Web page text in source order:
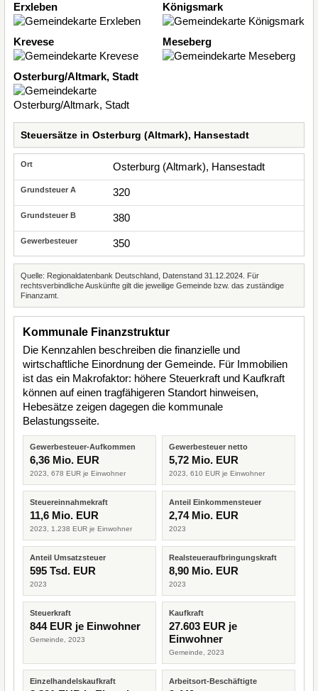
Erxleben Königsmark
Krevese Meseberg
Osterburg/Altmark, Stadt
Steuersätze in Osterburg (Altmark), Hansestadt
Osterburg (Altmark), Hansestadt
320
380
350
Quelle: Regionaldatenbank Deutschland, Datenstand 31.12.2024. Für
rechtsverbindliche Auskünfte gilt die jeweilige Gemeinde bzw. das zuständige
Finanzamt.
Kommunale Finanzstruktur
Die Kennzahlen beschreiben die finanzielle und
wirtschaftliche Einordnung der Gemeinde. Für Immobilien
ist das ein Makrofaktor: höhere Steuerkraft und Kaufkraft
können auf einen tragfähigeren Standort hinweisen,
Hebesätze zeigen dagegen die kommunale
Belastungsseite.
Gewerbesteuer-Aufkommen
6,36 Mio. EUR
2023, 678 EUR je Einwohner
Gewerbesteuer netto
5,72 Mio. EUR
2023, 610 EUR je Einwohner
Steuereinnahmekraft
11,6 Mio. EUR
2023, 1.238 EUR je Einwohner
Anteil Einkommensteuer
2,74 Mio. EUR
2023
Anteil Umsatzsteuer
595 Tsd. EUR
2023
Realsteueraufbringungskraft
8,90 Mio. EUR
2023
Steuerkraft
844 EUR je Einwohner
Gemeinde, 2023
Kaufkraft
27.603 EUR je
Einwohner
Gemeinde, 2023
Einzelhandelskaufkraft Arbeitsort-Beschäftigte